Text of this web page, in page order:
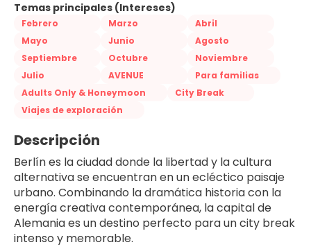
Temas principales (Intereses)
Febrero Marzo
Abril
Mayo
Junio
Agosto
Septiembre
Octubre
Noviembre
Julio
AVENUE
Para familias
Adults Only & Honeymoon
City Break
Viajes de exploración
Descripción
Berlín es la ciudad donde la libertad y la cultura
alternativa se encuentran en un ecléctico paisaje
urbano. Combinando la dramática historia con la
energía creativa contemporánea, la capital de
Alemania es un destino perfecto para un city break
intenso y memorable.